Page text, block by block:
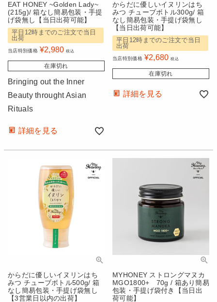
EAT HONEY ~Golden Lady~
(215g)/ 箱なし簡易包装・手提
げ袋無し【当日出荷可能】
平日12時までのご注文で当日
出荷
当店特別価格 ¥2,980 税込
在庫切れ
Bringing out the Inner
Beauty throught Asian
Rituals
詳細を見る
からだに優しいイヌリンはち
みつ チューブボトル300g/ 箱
なし簡易包装・手提げ袋無し
【当日出荷可能】
平日12時までのご注文で当日
出荷
当店特別価格 ¥2,680 税込
在庫切れ
詳細を見る
からだに優しいイヌリンはち
みつ チューブボトル500g/ 箱
なし簡易包装・手提げ袋無し
【3営業日以内の出荷】
MYHONEY ストロングマヌカ
MGO1800+ 70g / 箱あり簡易
包装・手提げ袋付き【当日出
荷可能】